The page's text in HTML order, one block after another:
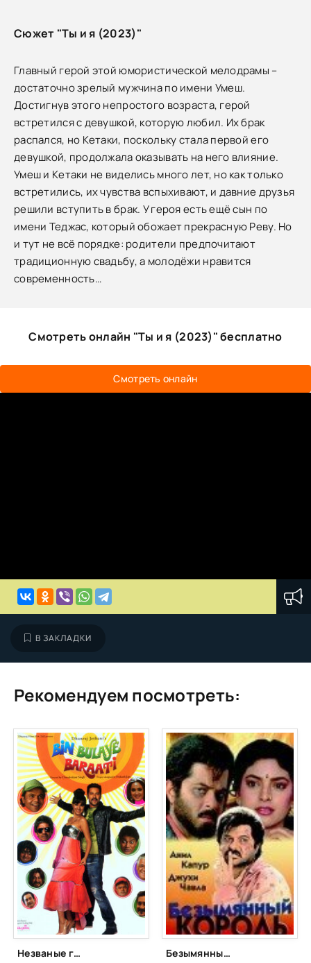
Сюжет "Ты и я (2023)"
Главный герой этой юмористической мелодрамы –
достаточно зрелый мужчина по имени Умеш.
Достигнув этого непростого возраста, герой
встретился с девушкой, которую любил. Их брак
распался, но Кетаки, поскольку стала первой его
девушкой, продолжала оказывать на него влияние.
Умеш и Кетаки не виделись много лет, но как только
встретились, их чувства вспыхивают, и давние друзья
решили вступить в брак. У героя есть ещё сын по
имени Теджас, который обожает прекрасную Реву. Но
и тут не всё порядке: родители предпочитают
традиционную свадьбу, а молодёжи нравится
современность…
Смотреть онлайн "Ты и я (2023)" бесплатно
Смотреть онлайн
В ЗАКЛАДКИ
Рекомендуем посмотреть:
Незваные гости (2011) Безымянный король (1991)